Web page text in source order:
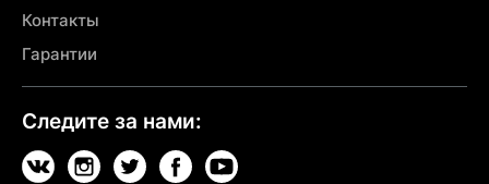
Контакты
Гарантии
Следите за нами: